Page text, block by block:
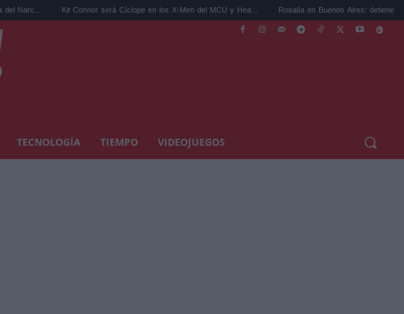
Kit Connor será Cíclope en los X-Men del MCU y Hea... Rosalía en Buenos Aires: detiene el tráfico y se s...
TECNOLOGÍA TIEMPO VIDEOJUEGOS